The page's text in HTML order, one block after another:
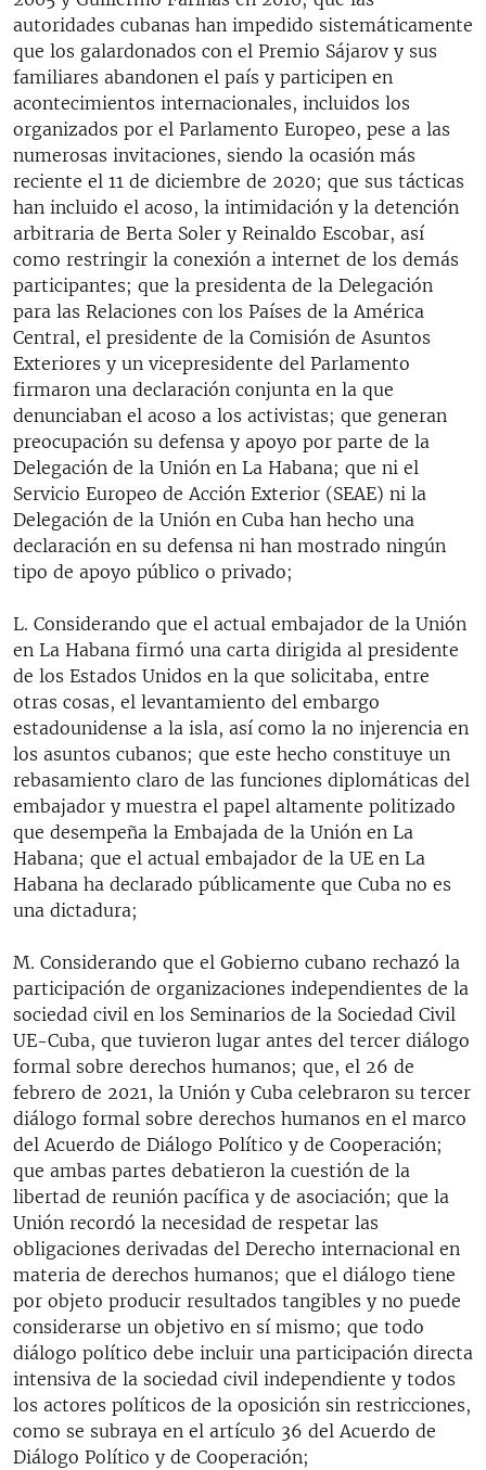
autoridades cubanas han impedido sistemáticamente
que los galardonados con el Premio Sájarov y sus
familiares abandonen el país y participen en
acontecimientos internacionales, incluidos los
organizados por el Parlamento Europeo, pese a las
numerosas invitaciones, siendo la ocasión más
reciente el 11 de diciembre de 2020; que sus tácticas
han incluido el acoso, la intimidación y la detención
arbitraria de Berta Soler y Reinaldo Escobar, así
como restringir la conexión a internet de los demás
participantes; que la presidenta de la Delegación
para las Relaciones con los Países de la América
Central, el presidente de la Comisión de Asuntos
Exteriores y un vicepresidente del Parlamento
firmaron una declaración conjunta en la que
denunciaban el acoso a los activistas; que generan
preocupación su defensa y apoyo por parte de la
Delegación de la Unión en La Habana; que ni el
Servicio Europeo de Acción Exterior (SEAE) ni la
Delegación de la Unión en Cuba han hecho una
declaración en su defensa ni han mostrado ningún
tipo de apoyo público o privado;
L. Considerando que el actual embajador de la Unión
en La Habana firmó una carta dirigida al presidente
de los Estados Unidos en la que solicitaba, entre
otras cosas, el levantamiento del embargo
estadounidense a la isla, así como la no injerencia en
los asuntos cubanos; que este hecho constituye un
rebasamiento claro de las funciones diplomáticas del
embajador y muestra el papel altamente politizado
que desempeña la Embajada de la Unión en La
Habana; que el actual embajador de la UE en La
Habana ha declarado públicamente que Cuba no es
una dictadura;
M. Considerando que el Gobierno cubano rechazó la
participación de organizaciones independientes de la
sociedad civil en los Seminarios de la Sociedad Civil
UE-Cuba, que tuvieron lugar antes del tercer diálogo
formal sobre derechos humanos; que, el 26 de
febrero de 2021, la Unión y Cuba celebraron su tercer
diálogo formal sobre derechos humanos en el marco
del Acuerdo de Diálogo Político y de Cooperación;
que ambas partes debatieron la cuestión de la
libertad de reunión pacífica y de asociación; que la
Unión recordó la necesidad de respetar las
obligaciones derivadas del Derecho internacional en
materia de derechos humanos; que el diálogo tiene
por objeto producir resultados tangibles y no puede
considerarse un objetivo en sí mismo; que todo
diálogo político debe incluir una participación directa
intensiva de la sociedad civil independiente y todos
los actores políticos de la oposición sin restricciones,
como se subraya en el artículo 36 del Acuerdo de
Diálogo Político y de Cooperación;